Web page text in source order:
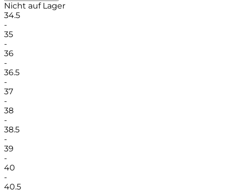
Nicht auf Lager
34.5
-
35
-
36
-
36.5
-
37
-
38
-
38.5
-
39
-
40
-
40.5